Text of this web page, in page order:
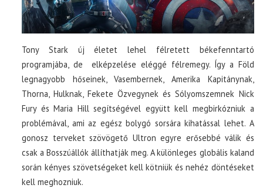
Tony Stark új életet lehel félretett békefenntartó
programjába, de elképzelése eléggé félremegy. Így a Föld
legnagyobb hőseinek, Vasembernek, Amerika Kapitánynak,
Thorna, Hulknak, Fekete Özvegynek és Sólyomszemnek Nick
Fury és Maria Hill segítségével együtt kell megbirkózniuk a
problémával, ami az egész bolygó sorsára kihatással lehet. A
gonosz terveket szövögető Ultron egyre erősebbé válik és
csak a Bosszúállók állíthatják meg. A különleges globális kaland
során kényes szövetségeket kell kötniük és nehéz döntéseket
kell meghozniuk.